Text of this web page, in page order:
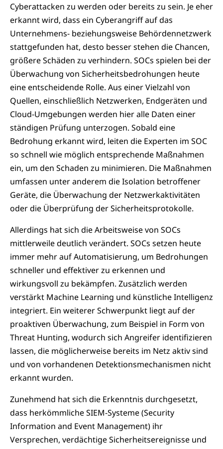
Cyberattacken zu werden oder bereits zu sein. Je eher
erkannt wird, dass ein Cyberangriff auf das
Unternehmens- beziehungsweise Behördennetzwerk
stattgefunden hat, desto besser stehen die Chancen,
größere Schäden zu verhindern. SOCs spielen bei der
Überwachung von Sicherheitsbedrohungen heute
eine entscheidende Rolle. Aus einer Vielzahl von
Quellen, einschließlich Netzwerken, Endgeräten und
Cloud-Umgebungen werden hier alle Daten einer
ständigen Prüfung unterzogen. Sobald eine
Bedrohung erkannt wird, leiten die Experten im SOC
so schnell wie möglich entsprechende Maßnahmen
ein, um den Schaden zu minimieren. Die Maßnahmen
umfassen unter anderem die Isolation betroffener
Geräte, die Überwachung der Netzwerkaktivitäten
oder die Überprüfung der Sicherheitsprotokolle.
Allerdings hat sich die Arbeitsweise von SOCs
mittlerweile deutlich verändert. SOCs setzen heute
immer mehr auf Automatisierung, um Bedrohungen
schneller und effektiver zu erkennen und
wirkungsvoll zu bekämpfen. Zusätzlich werden
verstärkt Machine Learning und künstliche Intelligenz
integriert. Ein weiterer Schwerpunkt liegt auf der
proaktiven Überwachung, zum Beispiel in Form von
Threat Hunting, wodurch sich Angreifer identifizieren
lassen, die möglicherweise bereits im Netz aktiv sind
und von vorhandenen Detektionsmechanismen nicht
erkannt wurden.
Zunehmend hat sich die Erkenntnis durchgesetzt,
dass herkömmliche SIEM-Systeme (Security
Information and Event Management) ihr
Versprechen, verdächtige Sicherheitsereignisse und